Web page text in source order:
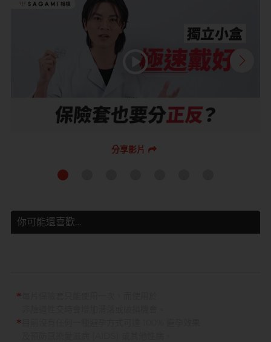
分享影片
你可能還喜歡…
*
*